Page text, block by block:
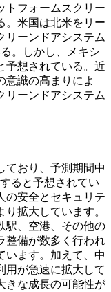
トフォームスクリー
。米国は北米をリー
リーンドアシステム
。しかし、メキシ
予想されている。近
意識の高まりによ
リーンドアシステム
ており、予測期間中
ると予想されてい
の安全とセキュリテ
拡大しています。
駅、空港、その他の
整備が数多く行われ
います。加えて、中
用が急速に拡大して
きな成長の可能性が